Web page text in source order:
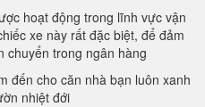
hoạt động trong lĩnh vực vận
xe này rất đặc biệt, để đảm
chuyển trong ngân hàng
đến cho căn nhà bạn luôn xanh
nhiệt đới